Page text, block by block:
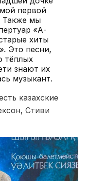
первой
Также мы
«А-
хиты
Это песни,
тёплых
знают их
музыкант.
казахские
Стиви